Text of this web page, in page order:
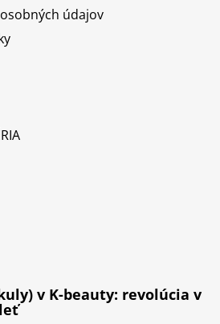
údajov
v K-beauty: revolúcia v